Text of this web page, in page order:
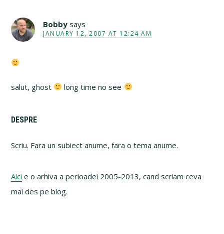
Bobby says
JANUARY 12, 2007 AT 12:24 AM
salut, ghost long time no see
Primary
Sidebar
DESPRE
Scriu. Fara un subiect anume, fara o tema anume.
Aici e o arhiva a perioadei 2005-2013, cand scriam ceva
mai des pe blog.